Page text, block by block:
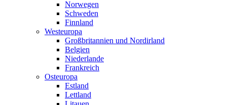
Norwegen
Schweden
Finnland
Westeuropa
Großbritannien und Nordirland
Belgien
Niederlande
Frankreich
Osteuropa
Estland
Lettland